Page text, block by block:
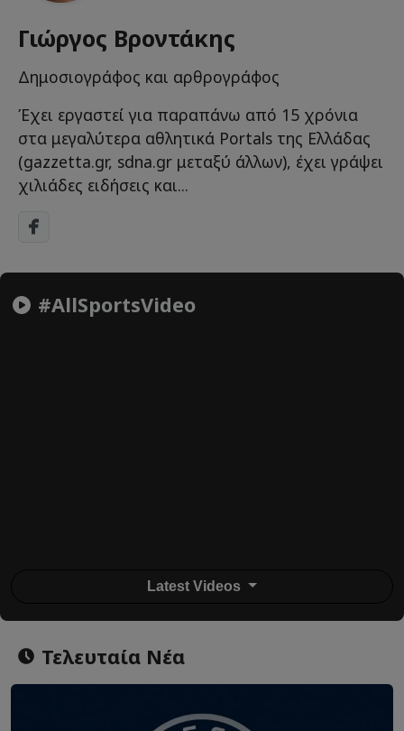
Γιώργος Βροντάκης
Δημοσιογράφος και αρθρογράφος
Έχει εργαστεί για παραπάνω από 15 χρόνια
στα μεγαλύτερα αθλητικά Portals της Ελλάδας
(gazzetta.gr, sdna.gr μεταξύ άλλων), έχει γράψει
χιλιάδες ειδήσεις και...
#AllSportsVideo
Latest Videos
Τελευταία Νέα